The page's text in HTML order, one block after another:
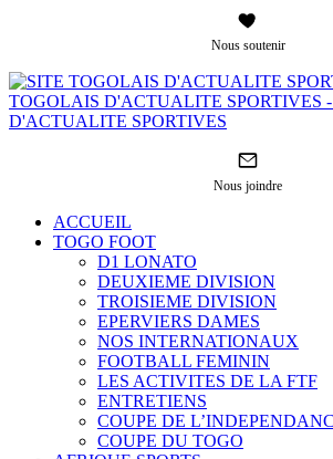
Nous soutenir
TOGOLAIS D'ACTUALITE SPORTIVES
D'ACTUALITE SPORTIVES
Nous joindre
ACCUEIL
TOGO FOOT
D1 LONATO
DEUXIEME DIVISION
TROISIEME DIVISION
EPERVIERS DAMES
NOS INTERNATIONAUX
FOOTBALL FEMININ
LES ACTIVITES DE LA FTF
ENTRETIENS
COUPE DE
COUPE DU TOGO